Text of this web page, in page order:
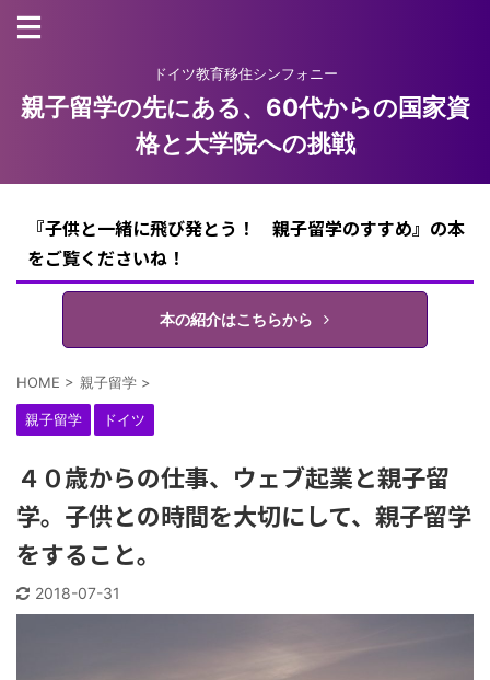
ドイツ教育移住シンフォニー
親子留学の先にある、60代からの国家資
格と大学院への挑戦
『子供と一緒に飛び発とう！ 親子留学のすすめ』の本
をご覧くださいね！
本の紹介はこちらから
HOME > 親子留学 >
親子留学 ドイツ
４０歳からの仕事、ウェブ起業と親子留
学。子供との時間を大切にして、親子留学
をすること。
2018-07-31